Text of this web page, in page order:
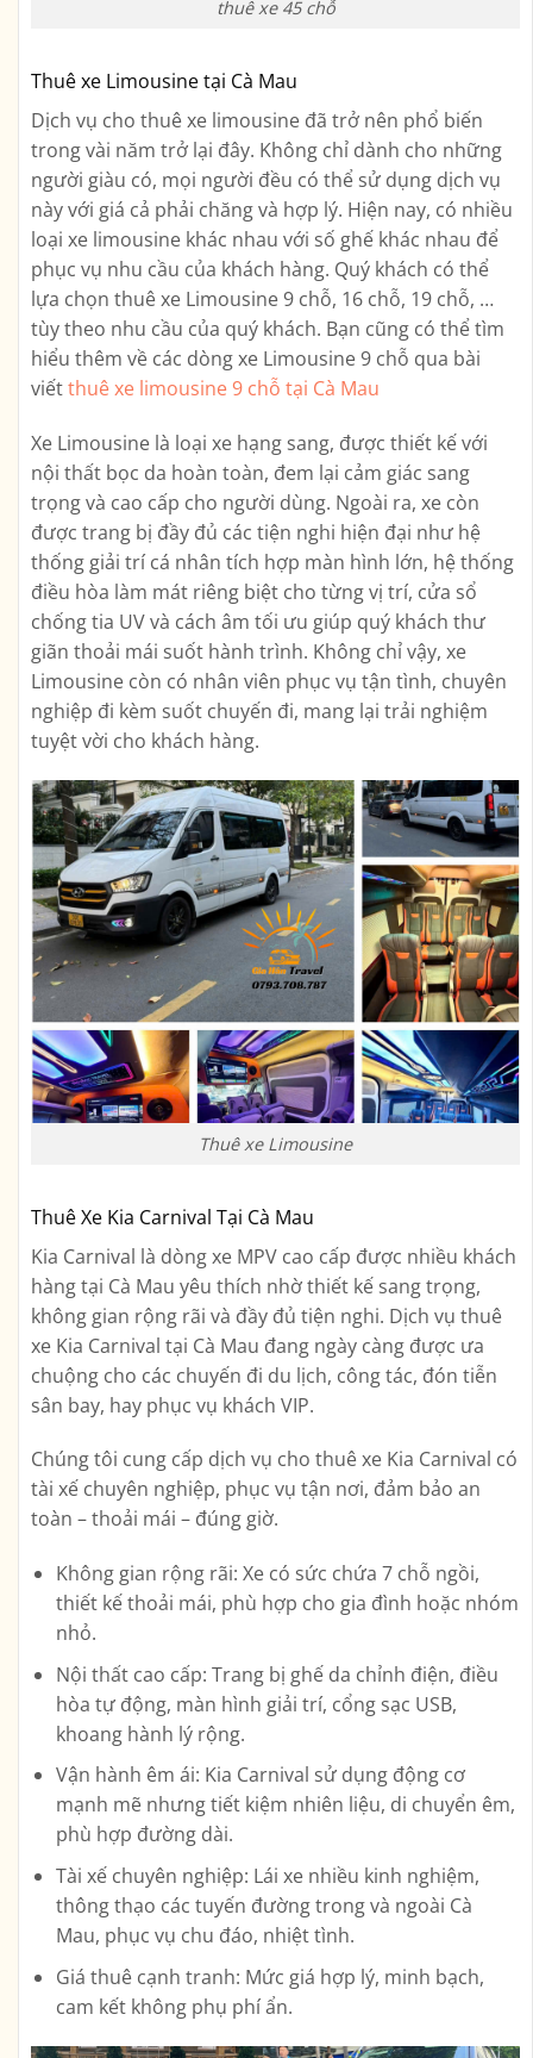
thuê xe 45 chỗ
Thuê xe Limousine tại Cà Mau
Dịch vụ cho thuê xe limousine đã trở nên phổ biến
trong vài năm trở lại đây. Không chỉ dành cho những
người giàu có, mọi người đều có thể sử dụng dịch vụ
này với giá cả phải chăng và hợp lý. Hiện nay, có nhiều
loại xe limousine khác nhau với số ghế khác nhau để
phục vụ nhu cầu của khách hàng. Quý khách có thể
lựa chọn thuê xe Limousine 9 chỗ, 16 chỗ, 19 chỗ, …
tùy theo nhu cầu của quý khách. Bạn cũng có thể tìm
hiểu thêm về các dòng xe Limousine 9 chỗ qua bài
viếtthuê xe limousine 9 chỗ tại Cà Mau
Xe Limousine là loại xe hạng sang, được thiết kế với
nội thất bọc da hoàn toàn, đem lại cảm giác sang
trọng và cao cấp cho người dùng. Ngoài ra, xe còn
được trang bị đầy đủ các tiện nghi hiện đại như hệ
thống giải trí cá nhân tích hợp màn hình lớn, hệ thống
điều hòa làm mát riêng biệt cho từng vị trí, cửa sổ
chống tia UV và cách âm tối ưu giúp quý khách thư
giãn thoải mái suốt hành trình. Không chỉ vậy, xe
Limousine còn có nhân viên phục vụ tận tình, chuyên
nghiệp đi kèm suốt chuyến đi, mang lại trải nghiệm
tuyệt vời cho khách hàng.
Thuê xe Limousine
Thuê Xe Kia Carnival Tại Cà Mau
Kia Carnival là dòng xe MPV cao cấp được nhiều khách
hàng tại Cà Mau yêu thích nhờ thiết kế sang trọng,
không gian rộng rãi và đầy đủ tiện nghi. Dịch vụ thuê
xe Kia Carnival tại Cà Mau đang ngày càng được ưa
chuộng cho các chuyến đi du lịch, công tác, đón tiễn
sân bay, hay phục vụ khách VIP.
Chúng tôi cung cấp dịch vụ cho thuê xe Kia Carnival có
tài xế chuyên nghiệp, phục vụ tận nơi, đảm bảo an
toàn – thoải mái – đúng giờ.
Không gian rộng rãi: Xe có sức chứa 7 chỗ ngồi,
thiết kế thoải mái, phù hợp cho gia đình hoặc nhóm
nhỏ.
Nội thất cao cấp: Trang bị ghế da chỉnh điện, điều
hòa tự động, màn hình giải trí, cổng sạc USB,
khoang hành lý rộng.
Vận hành êm ái: Kia Carnival sử dụng động cơ
mạnh mẽ nhưng tiết kiệm nhiên liệu, di chuyển êm,
phù hợp đường dài.
Tài xế chuyên nghiệp: Lái xe nhiều kinh nghiệm,
thông thạo các tuyến đường trong và ngoài Cà
Mau, phục vụ chu đáo, nhiệt tình.
Giá thuê cạnh tranh: Mức giá hợp lý, minh bạch,
cam kết không phụ phí ẩn.